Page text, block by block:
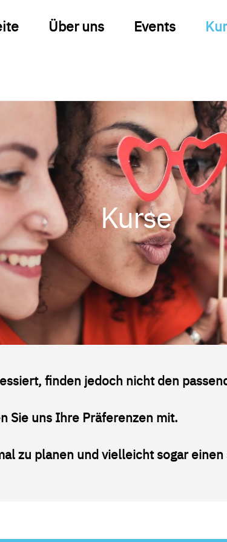
Über uns Events
Kurse
finden jedoch nicht den
Sie uns Ihre Präferenzen mit.
zu planen und vielleicht sogar